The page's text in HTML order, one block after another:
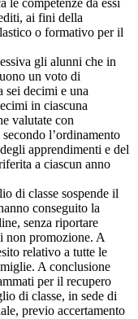
ai fini della
o formativo per il
gli alunni che in
un voto di
sei decimi e una
in ciascuna
valutate con
l’ordinamento
apprendimenti e del
a ciascun anno
di classe sospende il
conseguito la
senza riportare
non promozione. A
relativo a tutte le
A conclusione
per il recupero
di classe, in sede di
previo accertamento